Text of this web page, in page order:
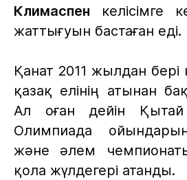
Климаспен келісімге
жаттығуын бастаған еді.
Қанат 2011 жылдан бері
қазақ елінің атынан
Ал оған дейін Қытай
Олимпиада
және әлем
қола жүлдегері атанды.